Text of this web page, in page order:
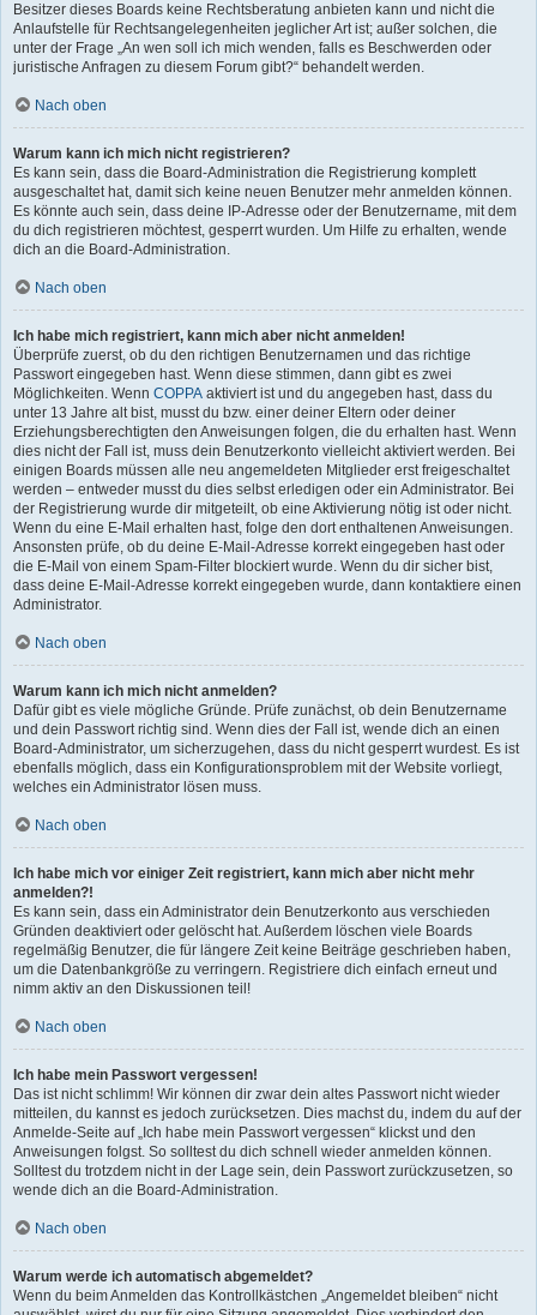
Besitzer dieses Boards keine Rechtsberatung anbieten kann und nicht die
Anlaufstelle für Rechtsangelegenheiten jeglicher Art ist; außer solchen, die
unter der Frage „An wen soll ich mich wenden, falls es Beschwerden oder
juristische Anfragen zu diesem Forum gibt?“ behandelt werden.
Nach oben
Warum kann ich mich nicht registrieren?
Es kann sein, dass die Board-Administration die Registrierung komplett
ausgeschaltet hat, damit sich keine neuen Benutzer mehr anmelden können.
Es könnte auch sein, dass deine IP-Adresse oder der Benutzername, mit dem
du dich registrieren möchtest, gesperrt wurden. Um Hilfe zu erhalten, wende
dich an die Board-Administration.
Nach oben
Ich habe mich registriert, kann mich aber nicht anmelden!
Überprüfe zuerst, ob du den richtigen Benutzernamen und das richtige
Passwort eingegeben hast. Wenn diese stimmen, dann gibt es zwei
Möglichkeiten. Wenn COPPA aktiviert ist und du angegeben hast, dass du
unter 13 Jahre alt bist, musst du bzw. einer deiner Eltern oder deiner
Erziehungsberechtigten den Anweisungen folgen, die du erhalten hast. Wenn
dies nicht der Fall ist, muss dein Benutzerkonto vielleicht aktiviert werden. Bei
einigen Boards müssen alle neu angemeldeten Mitglieder erst freigeschaltet
werden – entweder musst du dies selbst erledigen oder ein Administrator. Bei
der Registrierung wurde dir mitgeteilt, ob eine Aktivierung nötig ist oder nicht.
Wenn du eine E-Mail erhalten hast, folge den dort enthaltenen Anweisungen.
Ansonsten prüfe, ob du deine E-Mail-Adresse korrekt eingegeben hast oder
die E-Mail von einem Spam-Filter blockiert wurde. Wenn du dir sicher bist,
dass deine E-Mail-Adresse korrekt eingegeben wurde, dann kontaktiere einen
Administrator.
Nach oben
Warum kann ich mich nicht anmelden?
Dafür gibt es viele mögliche Gründe. Prüfe zunächst, ob dein Benutzername
und dein Passwort richtig sind. Wenn dies der Fall ist, wende dich an einen
Board-Administrator, um sicherzugehen, dass du nicht gesperrt wurdest. Es ist
ebenfalls möglich, dass ein Konfigurationsproblem mit der Website vorliegt,
welches ein Administrator lösen muss.
Nach oben
Ich habe mich vor einiger Zeit registriert, kann mich aber nicht mehr
anmelden?!
Es kann sein, dass ein Administrator dein Benutzerkonto aus verschieden
Gründen deaktiviert oder gelöscht hat. Außerdem löschen viele Boards
regelmäßig Benutzer, die für längere Zeit keine Beiträge geschrieben haben,
um die Datenbankgröße zu verringern. Registriere dich einfach erneut und
nimm aktiv an den Diskussionen teil!
Nach oben
Ich habe mein Passwort vergessen!
Das ist nicht schlimm! Wir können dir zwar dein altes Passwort nicht wieder
mitteilen, du kannst es jedoch zurücksetzen. Dies machst du, indem du auf der
Anmelde-Seite auf „Ich habe mein Passwort vergessen“ klickst und den
Anweisungen folgst. So solltest du dich schnell wieder anmelden können.
Solltest du trotzdem nicht in der Lage sein, dein Passwort zurückzusetzen, so
wende dich an die Board-Administration.
Nach oben
Warum werde ich automatisch abgemeldet?
Wenn du beim Anmelden das Kontrollkästchen „Angemeldet bleiben“ nicht